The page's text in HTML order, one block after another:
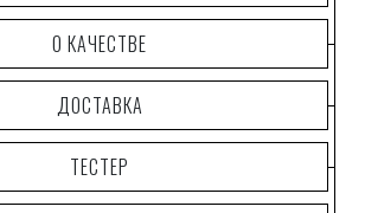
О КАЧЕСТВЕ
ДОСТАВКА
ТЕСТЕР